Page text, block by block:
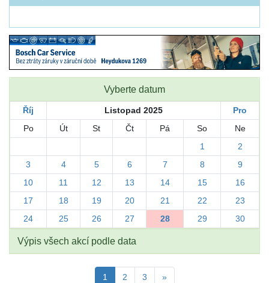
Vyberte datum
Říj Listopad 2025
Pro
Po
Út St Čt Pá So
Ne
1
2
3
4 5 6 7 8
9
10
11 12 13 14 15
16
17
18 19 20 21 22
23
24
25 26 27 28 29 30
Výpis všech akcí podle data
1 2 3 »